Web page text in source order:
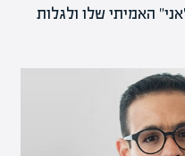
האמיתי שלו ולגלות